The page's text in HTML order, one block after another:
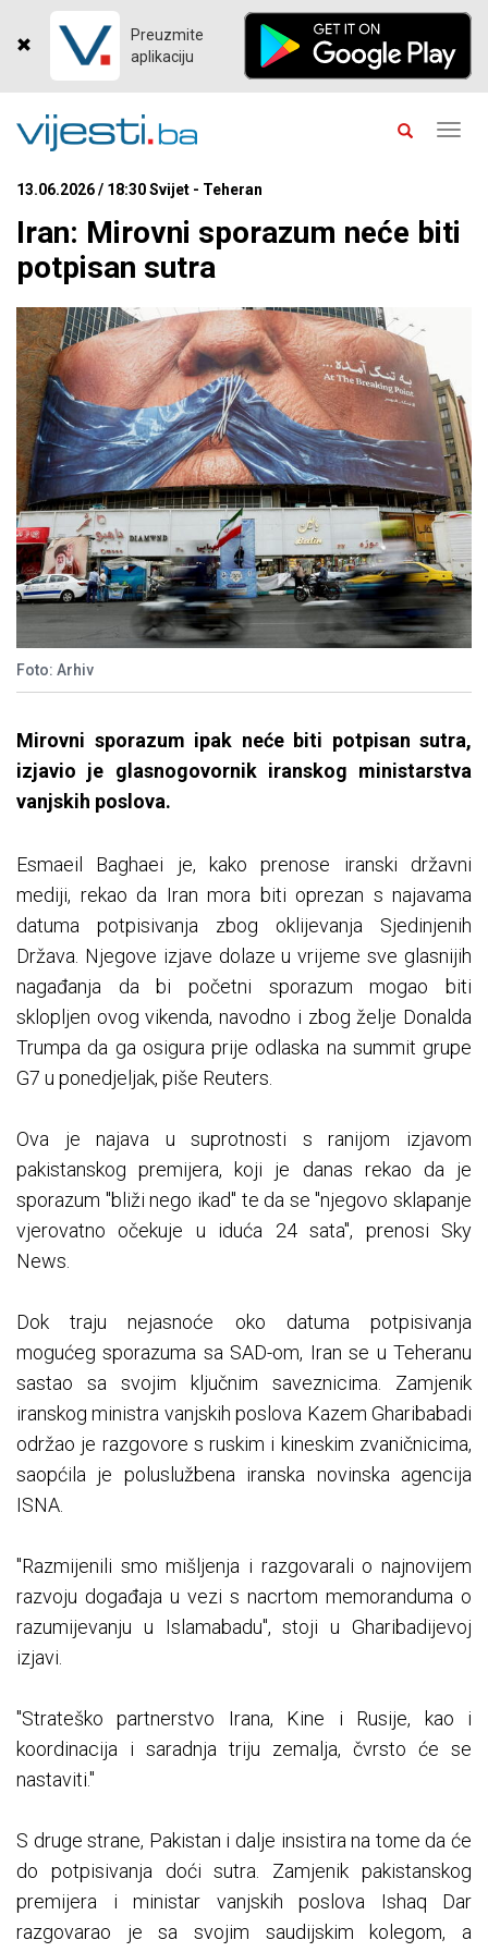
Preuzmite
aplikaciju
13.06.2026 / 18:30 Svijet - Teheran
Iran: Mirovni sporazum neće biti
potpisan sutra
Foto: Arhiv
Mirovni sporazum ipak neće biti potpisan sutra,
izjavio je glasnogovornik iranskog ministarstva
vanjskih poslova.
Esmaeil Baghaei je, kako prenose iranski državni
mediji, rekao da Iran mora biti oprezan s najavama
datuma potpisivanja zbog oklijevanja Sjedinjenih
Država. Njegove izjave dolaze u vrijeme sve glasnijih
nagađanja da bi početni sporazum mogao biti
sklopljen ovog vikenda, navodno i zbog želje Donalda
Trumpa da ga osigura prije odlaska na summit grupe
G7 u ponedjeljak, piše Reuters.
Ova je najava u suprotnosti s ranijom izjavom
pakistanskog premijera, koji je danas rekao da je
sporazum "bliži nego ikad" te da se "njegovo sklapanje
vjerovatno očekuje u iduća 24 sata", prenosi Sky
News.
Dok traju nejasnoće oko datuma potpisivanja
mogućeg sporazuma sa SAD-om, Iran se u Teheranu
sastao sa svojim ključnim saveznicima. Zamjenik
iranskog ministra vanjskih poslova Kazem Gharibabadi
održao je razgovore s ruskim i kineskim zvaničnicima,
saopćila je poluslužbena iranska novinska agencija
ISNA.
"Razmijenili smo mišljenja i razgovarali o najnovijem
razvoju događaja u vezi s nacrtom memoranduma o
razumijevanju u Islamabadu", stoji u Gharibadijevoj
izjavi.
"Strateško partnerstvo Irana, Kine i Rusije, kao i
koordinacija i saradnja triju zemalja, čvrsto će se
nastaviti."
S druge strane, Pakistan i dalje insistira na tome da će
do potpisivanja doći sutra. Zamjenik pakistanskog
premijera i ministar vanjskih poslova Ishaq Dar
razgovarao je sa svojim saudijskim kolegom, a